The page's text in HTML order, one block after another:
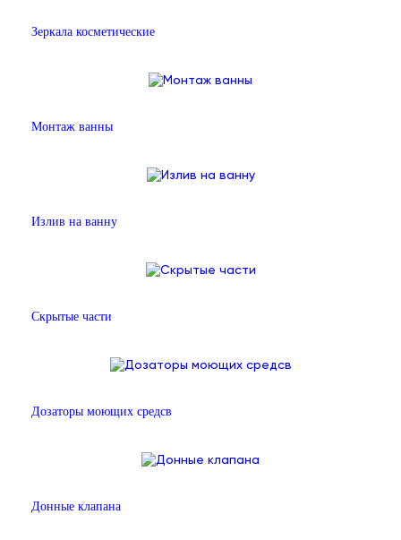
Зеркала косметические
Монтаж ванны
Излив на ванну
Скрытые части
Дозаторы моющих средсв
Донные клапана